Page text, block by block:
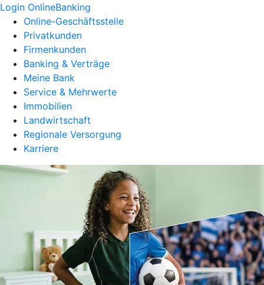
Login OnlineBanking
Online-Geschäftsstelle
Privatkunden
Firmenkunden
Banking & Verträge
Meine Bank
Service & Mehrwerte
Immobilien
Landwirtschaft
Regionale Versorgung
Karriere